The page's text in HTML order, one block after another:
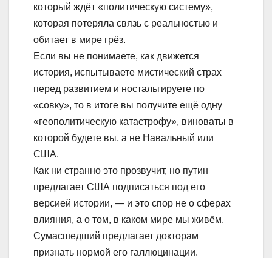
который ждёт «политическую систему»,
которая потеряла связь с реальностью и
обитает в мире грёз.
Если вы не понимаете, как движется
история, испытываете мистический страх
перед развитием и ностальгируете по
«совку», то в итоге вы получите ещё одну
«геополитическую катастрофу», виноваты в
которой будете вы, а не Навальный или
США.
Как ни странно это прозвучит, но путин
предлагает США подписаться под его
версией истории, — и это спор не о сферах
влияния, а о том, в каком мире мы живём.
Сумасшедший предлагает докторам
признать нормой его галлюцинации.